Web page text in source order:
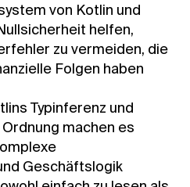
von Kotlin und
helfen,
zu vermeiden, die
Folgen haben
Typinferenz und
machen es
Geschäftslogik